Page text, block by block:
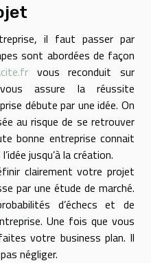
il faut passer par
sont abordées de façon
vous reconduit sur
assure la réussite
débute par une idée. On
au risque de se retrouver
bonne entreprise connait
jusqu’à la création.
clairement votre projet
par une étude de marché.
d’échecs et de
Une fois que vous
votre business plan. Il
négliger.